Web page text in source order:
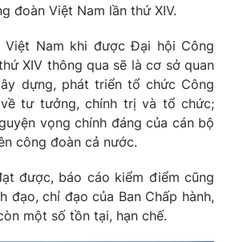
đoàn Việt Nam lần thứ XIV.
Nam khi được Đại hội Công
XIV thông qua sẽ là cơ sở quan
dựng, phát triển tổ chức Công
tư tưởng, chính trị và tổ chức;
vọng chính đáng của cán bộ
công đoàn cả nước.
được, báo cáo kiểm điểm cũng
đạo, chỉ đạo của Ban Chấp hành,
một số tồn tại, hạn chế.